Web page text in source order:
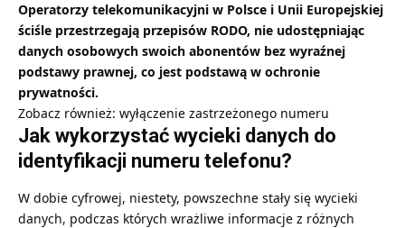
Operatorzy telekomunikacyjni w Polsce i Unii Europejskiej
ściśle przestrzegają przepisów RODO, nie udostępniając
danych osobowych swoich abonentów bez wyraźnej
podstawy prawnej, co jest podstawą w ochronie
prywatności.
Zobacz również: wyłączenie zastrzeżonego numeru
Jak wykorzystać wycieki danych do
identyfikacji numeru telefonu?
W dobie cyfrowej, niestety, powszechne stały się wycieki
danych, podczas których wrażliwe informacje z różnych